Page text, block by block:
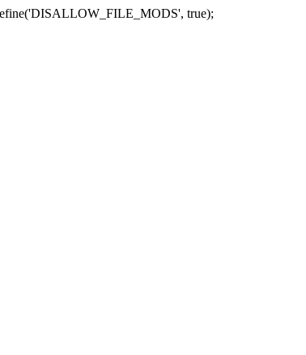
true);